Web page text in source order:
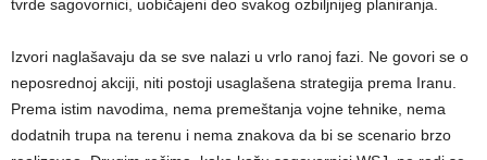
tvrde sagovornici, uobičajeni deo svakog ozbiljnijeg planiranja.
Izvori naglašavaju da se sve nalazi u vrlo ranoj fazi. Ne govori se o
neposrednoj akciji, niti postoji usaglašena strategija prema Iranu.
Prema istim navodima, nema premeštanja vojne tehnike, nema
dodatnih trupa na terenu i nema znakova da bi se scenario brzo